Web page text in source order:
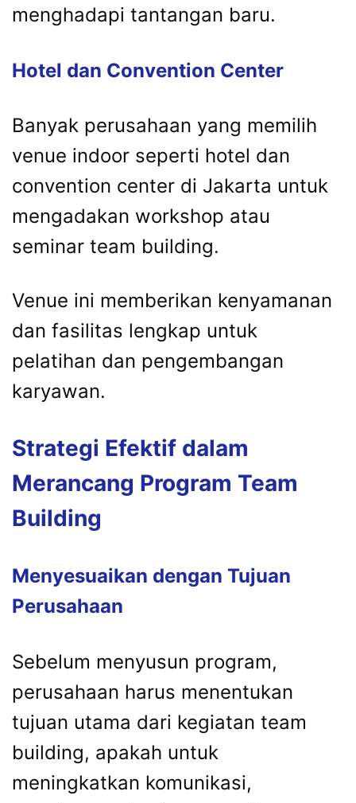
menghadapi tantangan baru.
Hotel dan Convention Center
Banyak perusahaan yang memilih
venue indoor seperti hotel dan
convention center di Jakarta untuk
mengadakan workshop atau
seminar team building.
Venue ini memberikan kenyamanan
dan fasilitas lengkap untuk
pelatihan dan pengembangan
karyawan.
Strategi Efektif dalam
Merancang Program Team
Building
Menyesuaikan dengan Tujuan
Perusahaan
Sebelum menyusun program,
perusahaan harus menentukan
tujuan utama dari kegiatan team
building, apakah untuk
meningkatkan komunikasi,